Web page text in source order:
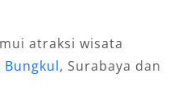
atraksi wisata
Bungkul, Surabaya dan